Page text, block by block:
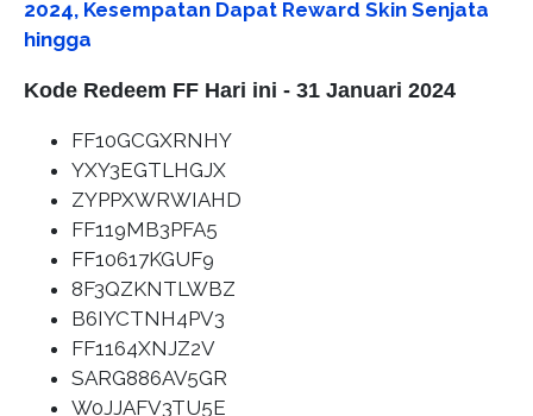
2024, Kesempatan Dapat Reward Skin Senjata
hingga
Kode Redeem FF Hari ini - 31 Januari 2024
FF10GCGXRNHY
YXY3EGTLHGJX
ZYPPXWRWIAHD
FF119MB3PFA5
FF10617KGUF9
8F3QZKNTLWBZ
B6IYCTNH4PV3
FF1164XNJZ2V
SARG886AV5GR
W0JJAFV3TU5E